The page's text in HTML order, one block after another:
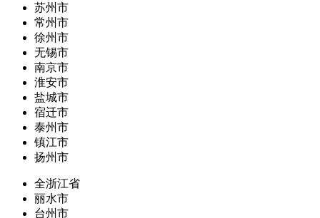
苏州市
常州市
徐州市
无锡市
南京市
淮安市
盐城市
宿迁市
泰州市
镇江市
扬州市
全浙江省
丽水市
台州市